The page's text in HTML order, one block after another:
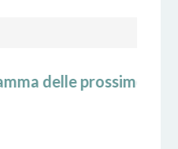
prossime